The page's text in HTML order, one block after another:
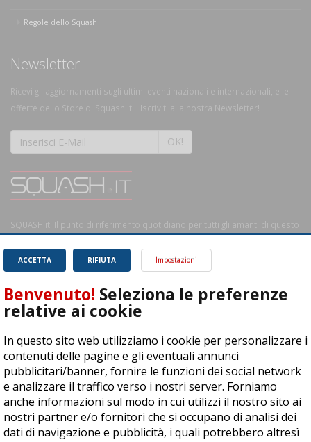
Regole dello Squash
Newsletter
Ricevi gli aggiornamenti sugli ultimi eventi nazionali e internazionali, e le
offerte dello Store di Squash.it... Iscriviti alla nostra Newsletter!
OK!
SQUASH.it: Il punto di riferimento quotidiano per tutti gli amanti di questo
RIFIUTA
ACCETTA Impostazioni
Benvenuto! Seleziona le preferenze
relative ai cookie
In questo sito web utilizziamo i cookie per personalizzare i
contenuti delle pagine e gli eventuali annunci
pubblicitari/banner, fornire le funzioni dei social network
e analizzare il traffico verso i nostri server. Forniamo
anche informazioni sul modo in cui utilizzi il nostro sito ai
nostri partner e/o fornitori che si occupano di analisi dei
dati di navigazione e pubblicità, i quali potrebbero altresì
04278030988
© Copyright 2015 | All Rights Reserved - Powered byDynDevice
Privacy Policy Cookie Policy Accessibilità Sitemap